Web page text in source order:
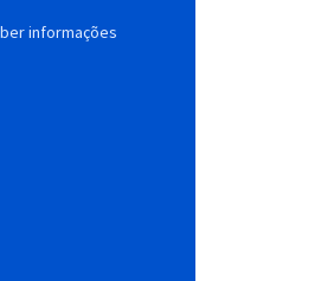
informações